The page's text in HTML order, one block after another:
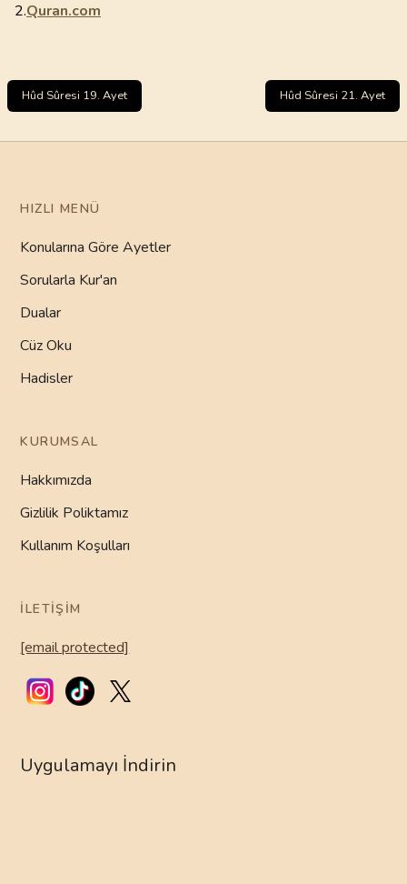
2.Quran.com
Hûd Sûresi 19. Ayet Hûd Sûresi 21. Ayet
HIZLI MENÜ
Konularına Göre Ayetler
Sorularla Kur'an
Dualar
Cüz Oku
Hadisler
KURUMSAL
Hakkımızda
Gizlilik Poliktamız
Kullanım Koşulları
İLETIŞIM
[email protected]
Uygulamayı İndirin